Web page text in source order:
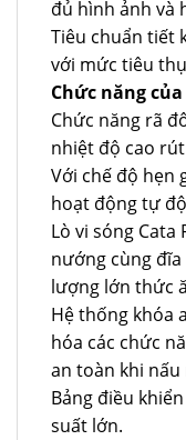
đủ hình ảnh và
Tiêu chuẩn tiết
với mức tiêu
Chức năng của
Chức năng rã
nhiệt độ cao
Với chế độ hẹn
hoạt động tự
Lò vi sóng Cata
nướng cùng
lượng lớn thức
Hệ thống khóa
hóa các chức
an toàn khi nấu
Bảng điều
suất lớn.